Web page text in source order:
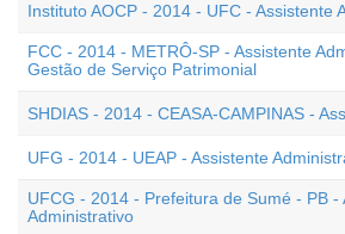
Instituto AOCP - 2014 - UFC - Assistente
FCC - 2014 - METRÔ-SP - Assistente
Gestão de Serviço Patrimonial
SHDIAS - 2014 - CEASA-CAMPINAS -
UFG - 2014 - UEAP - Assistente
UFCG - 2014 - Prefeitura de Sumé - PB -
Administrativo